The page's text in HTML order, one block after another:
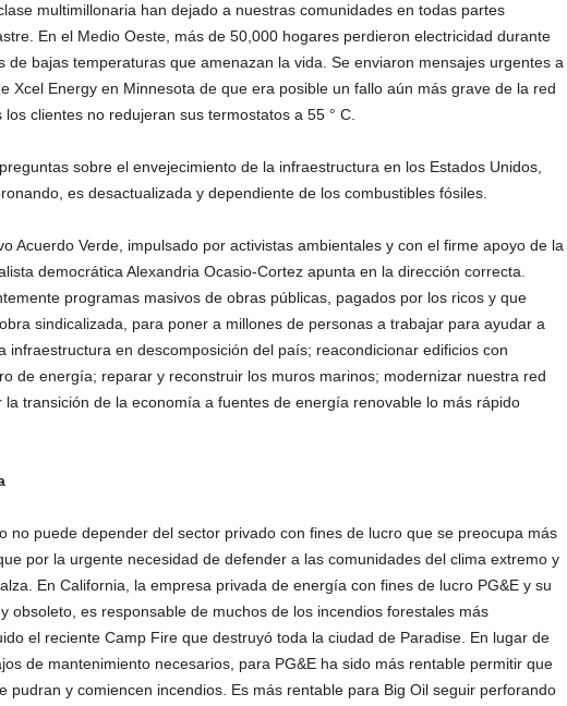
multimillonaria han dejado a nuestras comunidades en todas partes
En el Medio Oeste, más de 50,000 hogares perdieron electricidad durante
de bajas temperaturas que amenazan la vida. Se enviaron mensajes urgentes a
Xcel Energy en Minnesota de que era posible un fallo aún más grave de la red
clientes no redujeran sus termostatos a 55 ° C.
sobre el envejecimiento de la infraestructura en los Estados Unidos,
es desactualizada y dependiente de los combustibles fósiles.
Acuerdo Verde, impulsado por activistas ambientales y con el firme apoyo de la
democrática Alexandria Ocasio-Cortez apunta en la dirección correcta.
programas masivos de obras públicas, pagados por los ricos y que
sindicalizada, para poner a millones de personas a trabajar para ayudar a
infraestructura en descomposición del país; reacondicionar edificios con
de energía; reparar y reconstruir los muros marinos; modernizar nuestra red
la transición de la economía a fuentes de energía renovable lo más rápido
no puede depender del sector privado con fines de lucro que se preocupa más
por la urgente necesidad de defender a las comunidades del clima extremo y
En California, la empresa privada de energía con fines de lucro PG&E y su
obsoleto, es responsable de muchos de los incendios forestales más
el reciente Camp Fire que destruyó toda la ciudad de Paradise. En lugar de
de mantenimiento necesarios, para PG&E ha sido más rentable permitir que
pudran y comiencen incendios. Es más rentable para Big Oil seguir perforando